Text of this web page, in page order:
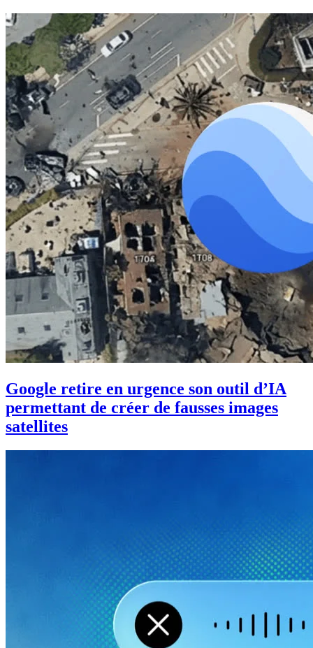
Google retire en urgence son outil d’IA
permettant de créer de fausses images
satellites